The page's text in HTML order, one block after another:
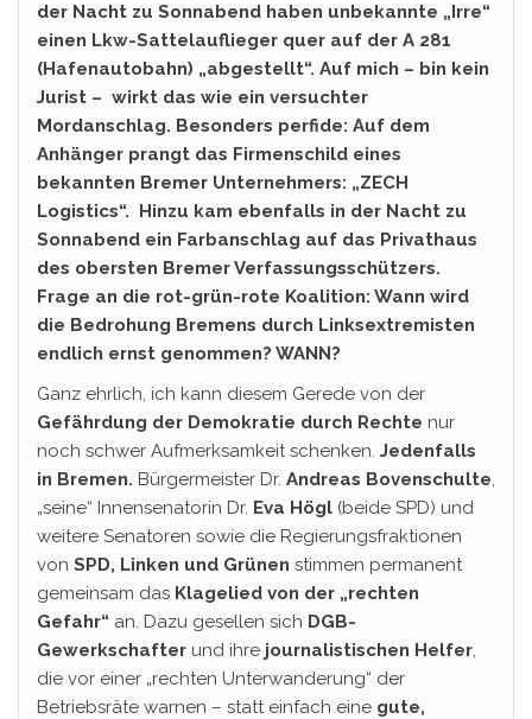
der Nacht zu Sonnabend haben unbekannte „Irre“
einen Lkw-Sattelauflieger quer auf der A 281
(Hafenautobahn) „abgestellt“. Auf mich – bin kein
Jurist – wirkt das wie ein versuchter
Mordanschlag. Besonders perfide: Auf dem
Anhänger prangt das Firmenschild eines
bekannten Bremer Unternehmers: „ZECH
Logistics“. Hinzu kam ebenfalls in der Nacht zu
Sonnabend ein Farbanschlag auf das Privathaus
des obersten Bremer Verfassungsschützers.
Frage an die rot-grün-rote Koalition: Wann wird
die Bedrohung Bremens durch Linksextremisten
endlich ernst genommen? WANN?
Ganz ehrlich, ich kann diesem Gerede von der
Gefährdung der Demokratie durch Rechte nur
noch schwer Aufmerksamkeit schenken. Jedenfalls
in Bremen. Bürgermeister Dr. Andreas Bovenschulte,
„seine“ Innensenatorin Dr. Eva Högl (beide SPD) und
weitere Senatoren sowie die Regierungsfraktionen
von SPD, Linken und Grünen stimmen permanent
gemeinsam das Klagelied von der „rechten
Gefahr“ an. Dazu gesellen sich DGB-
Gewerkschafter und ihre journalistischen Helfer,
die vor einer „rechten Unterwanderung“ der
Betriebsräte warnen – statt einfach eine gute,